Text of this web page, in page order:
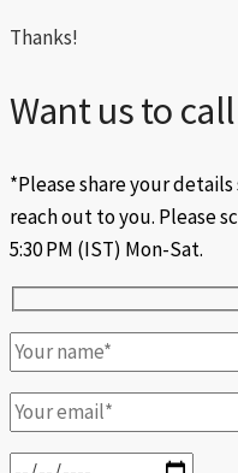
Thanks!
Want us to
*Please share your
reach out to you. Please
5:30 PM (IST) Mon-Sat.